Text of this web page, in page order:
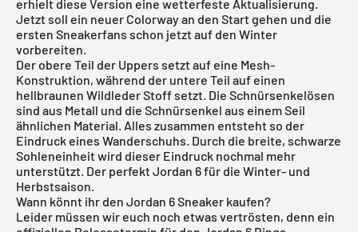
erhielt diese Version eine wetterfeste Aktualisierung.
Jetzt soll ein neuer Colorway an den Start gehen und die
ersten Sneakerfans schon jetzt auf den Winter
vorbereiten.
Der obere Teil der Uppers setzt auf eine Mesh-
Konstruktion, während der untere Teil auf einen
hellbraunen Wildleder Stoff setzt. Die Schnürsenkelösen
sind aus Metall und die Schnürsenkel aus einem Seil
ähnlichen Material. Alles zusammen entsteht so der
Eindruck eines Wanderschuhs. Durch die breite, schwarze
Sohleneinheit wird dieser Eindruck nochmal mehr
unterstützt. Der perfektJordan 6für die Winter- und
Herbstsaison.
Wann könnt ihr den Jordan 6 Sneaker kaufen?
Leider müssen wir euch noch etwas vertrösten, denn ein